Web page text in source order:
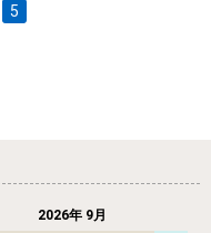
5
2026年 9月